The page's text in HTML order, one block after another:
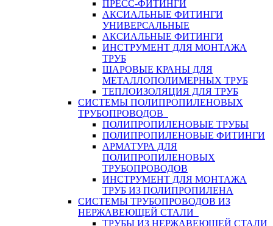
ПРЕСС-ФИТИНГИ
АКСИАЛЬНЫЕ ФИТИНГИ
УНИВЕРСАЛЬНЫЕ
АКСИАЛЬНЫЕ ФИТИНГИ
ИНСТРУМЕНТ ДЛЯ МОНТАЖА
ТРУБ
ШАРОВЫЕ КРАНЫ ДЛЯ
МЕТАЛЛОПОЛИМЕРНЫХ ТРУБ
ТЕПЛОИЗОЛЯЦИЯ ДЛЯ ТРУБ
СИСТЕМЫ ПОЛИПРОПИЛЕНОВЫХ
ТРУБОПРОВОДОВ
ПОЛИПРОПИЛЕНОВЫЕ ТРУБЫ
ПОЛИПРОПИЛЕНОВЫЕ ФИТИНГИ
АРМАТУРА ДЛЯ
ПОЛИПРОПИЛЕНОВЫХ
ТРУБОПРОВОДОВ
ИНСТРУМЕНТ ДЛЯ МОНТАЖА
ТРУБ ИЗ ПОЛИПРОПИЛЕНА
СИСТЕМЫ ТРУБОПРОВОДОВ ИЗ
НЕРЖАВЕЮЩЕЙ СТАЛИ
ТРУБЫ ИЗ НЕРЖАВЕЮЩЕЙ СТАЛИ